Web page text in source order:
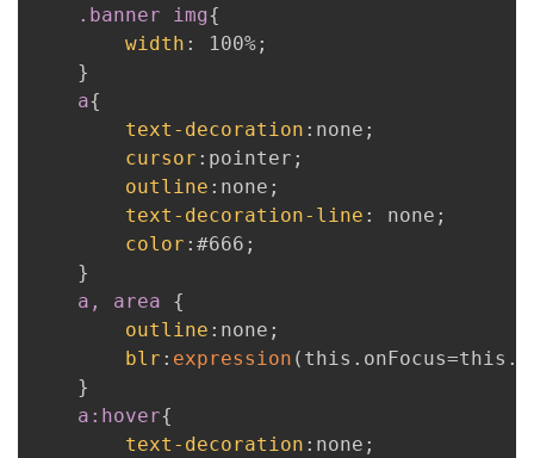
.banner img{
width : 100%;
}
a{
text-decoration : none ;
cursor : pointer ;
outline : none ;
text-decoration-line : none ;
color : #666 ;
}
a, area
{
outline : none ;
blr : expression ( this.onFocus=this.
}
a:hover{
text-decoration : none ;